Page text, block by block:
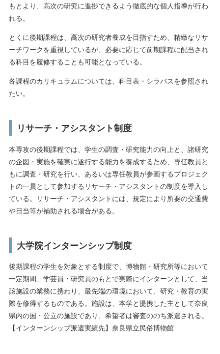
もとより、高次の研究に進捗できるよう徹底的な個人指導が行わ
れる。
とくに後期課程は、高次の研究者養成を目指すため、精緻なリサ
ーチワークを重視しているが、必要に応じて前期課程に配当され
る科目を履修することも可能となっている。
各課程のカリキュラムについては、科目表・シラバスを参照され
たい。
リサーチ・アシスタント制度
本専攻の後期課程では、学生の調査・研究能力の向上と、諸研究
の企図・実施を確実に遂行する能力を養成するため、専任教員と
もに調査・研究を行い、あるいは専任教員が参画するプロジェク
トの一員として参加するリサーチ・アシスタントの制度を導入し
ている。リサーチ・アシスタントには、規定により所要の交通費
や日当等が補助される場合がある。
大学院インターンシップ制度
後期課程の学生を対象とする制度で、博物館・研究所等において
一定期間、学芸員・研究員のもとで実際にインターンとして、当
該施設の業務に携わり、最先端の環境において、研究・教育の実
際を修得するものである。施設は、本学と提携した主として奈良
県内の国・公立の施設であり、希望者は審査ののち派遣される。
【インターンシップ派遣実績先】奈良県立民俗博物館